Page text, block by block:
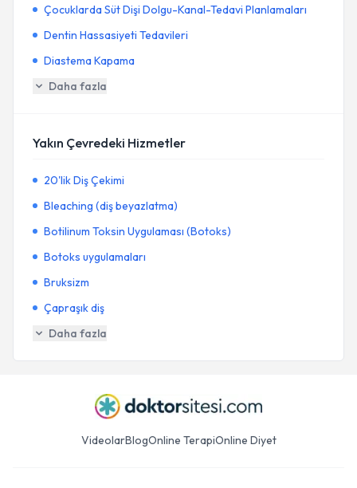
Çocuklarda Süt Dişi Dolgu-Kanal-Tedavi Planlamaları
Dentin Hassasiyeti Tedavileri
Diastema Kapama
Daha fazla
Yakın Çevredeki Hizmetler
20'lik Diş Çekimi
Bleaching (diş beyazlatma)
Botilinum Toksin Uygulaması (Botoks)
Botoks uygulamaları
Bruksizm
Çapraşık diş
Daha fazla
VideolarBlogOnline TerapiOnline Diyet